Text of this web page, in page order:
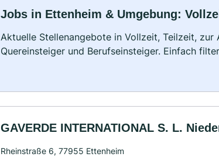
Jobs in Ettenheim & Umgebung:
Aktuelle Stellenangebote in Vollzeit, Teilzeit,
Quereinsteiger und Berufseinsteiger. Einfach
GAVERDE INTERNATIONAL S. L.
Rheinstraße 6, 77955 Ettenheim